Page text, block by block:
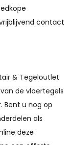
contact
& Tegeloutlet
de vloertegels
Bent u nog op
als
deze